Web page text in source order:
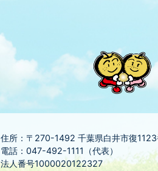
住所：〒270-1492 千葉県白井市復
電話：047-492-1111（代表）
法人番号1000020122327